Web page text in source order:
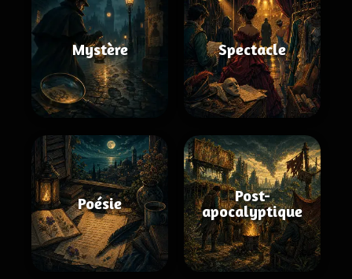
Mystère Spectacle
Poésie
Post-
apocalyptique